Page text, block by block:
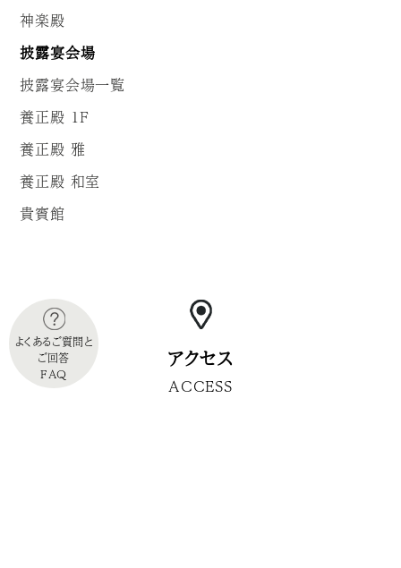
神楽殿
披露宴会場
披露宴会場一覧
養正殿 1F
養正殿 雅
養正殿 和室
貴賓館
アクセス
ACCESS
よくあるご質問と
ご回答
FAQ